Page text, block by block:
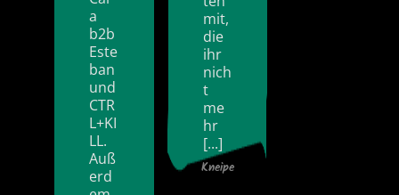
a
b2b
Este
ban
und
CTR
L+KI
LL.
Auß
erd
mit,
die
ihr
nich
t
me
hr
[...]
Kneipe